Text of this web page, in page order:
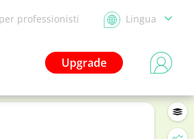
professionisti Lingua
Upgrade